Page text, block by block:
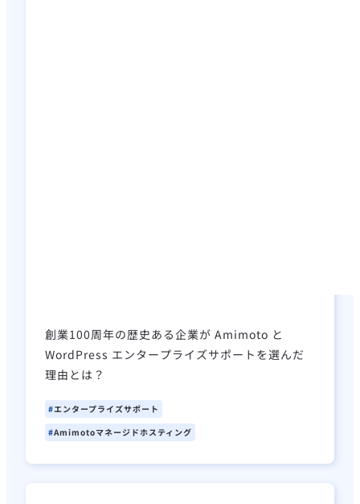
創業100周年の歴史ある企業が Amimoto と
WordPress エンタープライズサポートを選んだ
理由とは？
エンタープライズサポート
Amimotoマネージドホスティング